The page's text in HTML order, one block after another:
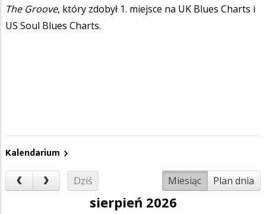
The Groove, który zdobył 1. miejsce na UK Blues Charts i
US Soul Blues Charts.
Kalendarium
Dziś Miesiąc Plan dnia
sierpień 2026